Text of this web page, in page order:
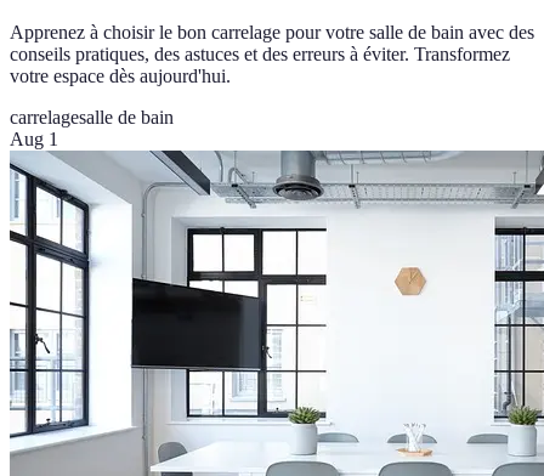
Apprenez à choisir le bon carrelage pour votre salle de bain avec des
conseils pratiques, des astuces et des erreurs à éviter. Transformez
votre espace dès aujourd'hui.
carrelagesalle de bain
Aug 1